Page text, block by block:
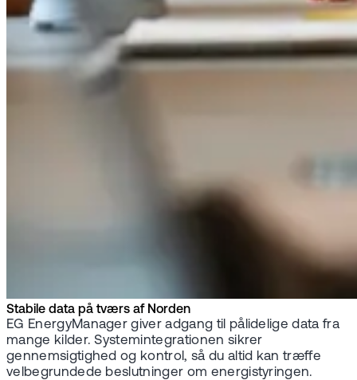
Stabile data på tværs af Norden
EG EnergyManager giver adgang til pålidelige data fra
mange kilder. Systemintegrationen sikrer
gennemsigtighed og kontrol, så du altid kan træffe
velbegrundede beslutninger om energistyringen.